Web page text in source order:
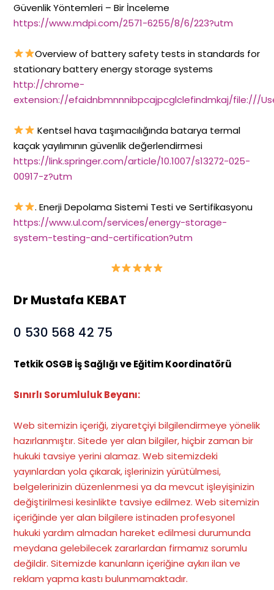
Güvenlik Yöntemleri – Bir İnceleme
https://www.mdpi.com/2571-6255/8/6/223?utm
Overview of battery safety tests in standards for
stationary battery energy storage systems
http://chrome-
extension://efaidnbmnnnibpcajpcglclefindmkaj/file:///
Kentsel hava taşımacılığında batarya termal
kaçak yayılımının güvenlik değerlendirmesi
https://link.springer.com/article/10.1007/s13272-025-
00917-z?utm
. Enerji Depolama Sistemi Testi ve Sertifikasyonu
https://www.ul.com/services/energy-storage-
system-testing-and-certification?utm
Dr Mustafa KEBAT
0 530 568 42 75
Tetkik OSGB İş Sağlığı ve Eğitim Koordinatörü
Sınırlı Sorumluluk Beyanı:
Web sitemizin içeriği, ziyaretçiyi bilgilendirmeye yönelik
hazırlanmıştır. Sitede yer alan bilgiler, hiçbir zaman bir
hukuki tavsiye yerini alamaz. Web sitemizdeki
yayınlardan yola çıkarak, işlerinizin yürütülmesi,
belgelerinizin düzenlenmesi ya da mevcut işleyişinizin
değiştirilmesi kesinlikte tavsiye edilmez. Web sitemizin
içeriğinde yer alan bilgilere istinaden profesyonel
hukuki yardım almadan hareket edilmesi durumunda
meydana gelebilecek zararlardan firmamız sorumlu
değildir. Sitemizde kanunların içeriğine aykırı ilan ve
reklam yapma kastı bulunmamaktadır.